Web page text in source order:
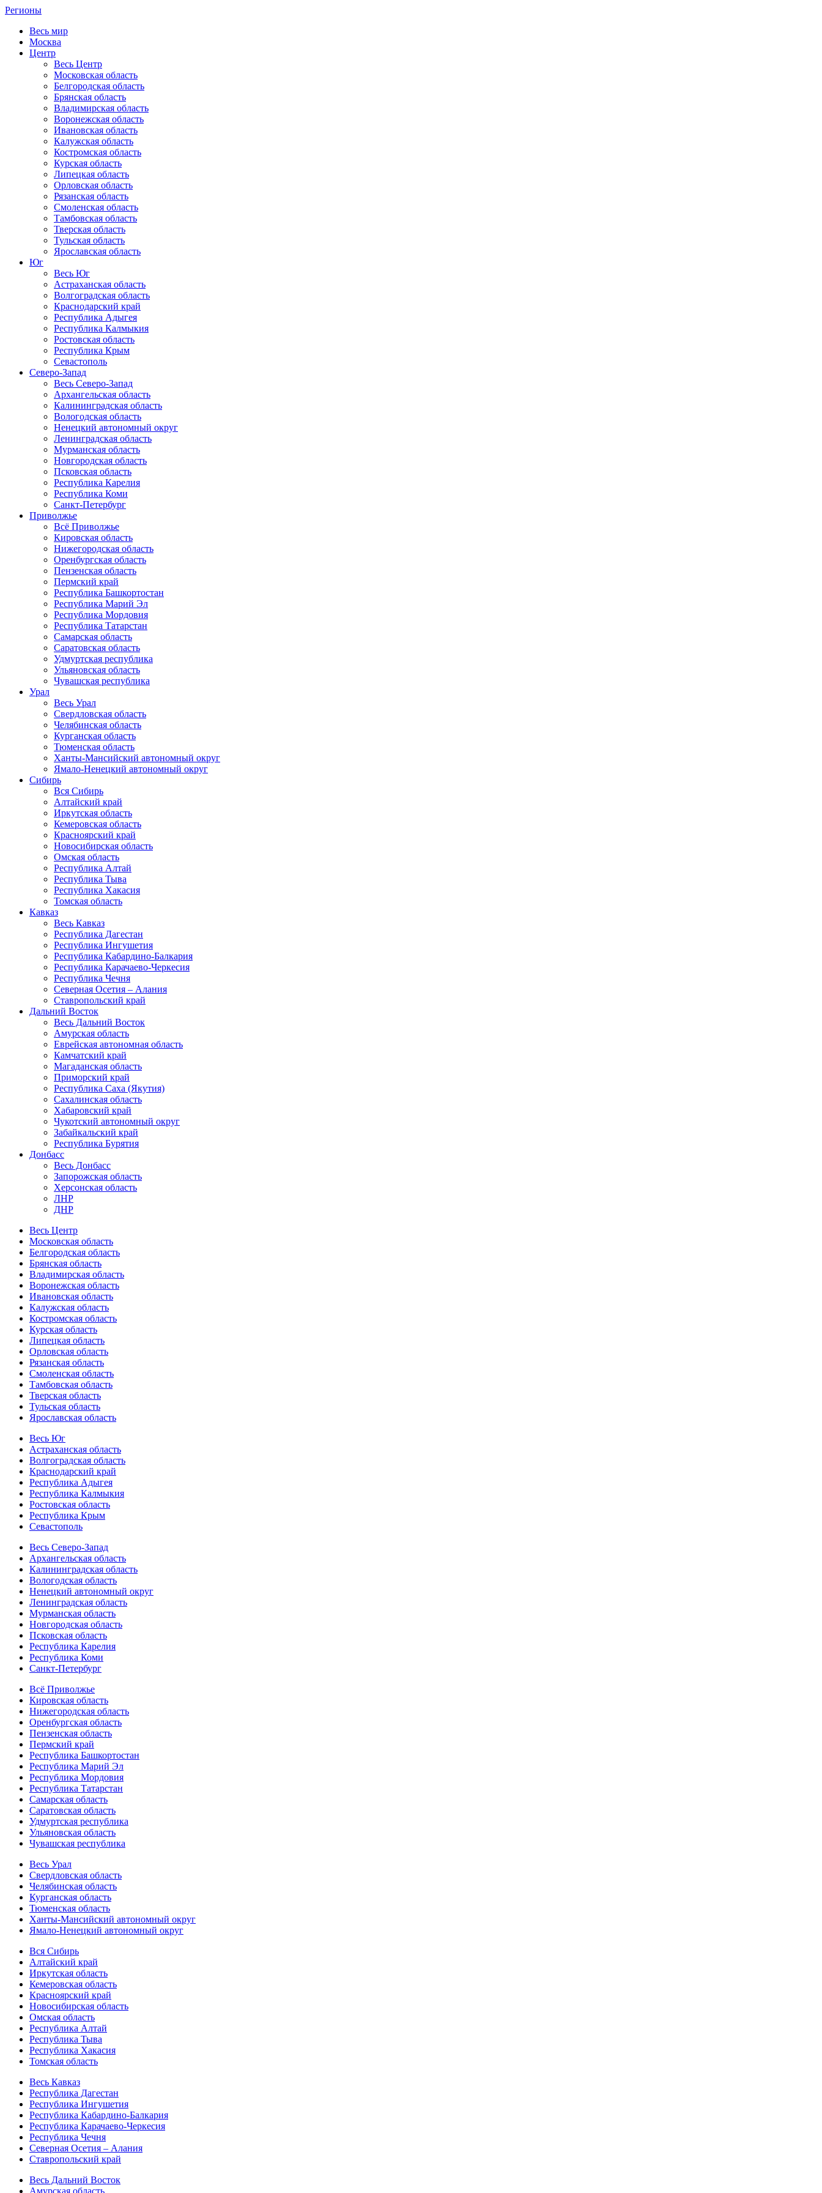
Регионы
Весь мир
Москва
Центр
Весь Центр
Московская область
Белгородская область
Брянская область
Владимирская область
Воронежская область
Ивановская область
Калужская область
Костромская область
Курская область
Липецкая область
Орловская область
Рязанская область
Смоленская область
Тамбовская область
Тверская область
Тульская область
Ярославская область
Юг
Весь Юг
Астраханская область
Волгоградская область
Краснодарский край
Республика Адыгея
Республика Калмыкия
Ростовская область
Республика Крым
Севастополь
Северо-Запад
Весь Северо-Запад
Архангельская область
Калининградская область
Вологодская область
Ненецкий автономный округ
Ленинградская область
Мурманская область
Новгородская область
Псковская область
Республика Карелия
Республика Коми
Санкт-Петербург
Приволжье
Всё Приволжье
Кировская область
Нижегородская область
Оренбургская область
Пензенская область
Пермский край
Республика Башкортостан
Республика Марий Эл
Республика Мордовия
Республика Татарстан
Самарская область
Саратовская область
Удмуртская республика
Ульяновская область
Чувашская республика
Урал
Весь Урал
Свердловская область
Челябинская область
Курганская область
Тюменская область
Ханты-Мансийский автономный округ
Ямало-Ненецкий автономный округ
Сибирь
Вся Сибирь
Алтайский край
Иркутская область
Кемеровская область
Красноярский край
Новосибирская область
Омская область
Республика Алтай
Республика Тыва
Республика Хакасия
Томская область
Кавказ
Весь Кавказ
Республика Дагестан
Республика Ингушетия
Республика Кабардино-Балкария
Республика Карачаево-Черкесия
Республика Чечня
Северная Осетия – Алания
Ставропольский край
Дальний Восток
Весь Дальний Восток
Амурская область
Еврейская автономная область
Камчатский край
Магаданская область
Приморский край
Республика Саха (Якутия)
Сахалинская область
Хабаровский край
Чукотский автономный округ
Забайкальский край
Республика Бурятия
Донбасс
Весь Донбасс
Запорожская область
Херсонская область
ЛНР
ДНР
Весь Центр
Московская область
Белгородская область
Брянская область
Владимирская область
Воронежская область
Ивановская область
Калужская область
Костромская область
Курская область
Липецкая область
Орловская область
Рязанская область
Смоленская область
Тамбовская область
Тверская область
Тульская область
Ярославская область
Весь Юг
Астраханская область
Волгоградская область
Краснодарский край
Республика Адыгея
Республика Калмыкия
Ростовская область
Республика Крым
Севастополь
Весь Северо-Запад
Архангельская область
Калининградская область
Вологодская область
Ненецкий автономный округ
Ленинградская область
Мурманская область
Новгородская область
Псковская область
Республика Карелия
Республика Коми
Санкт-Петербург
Всё Приволжье
Кировская область
Нижегородская область
Оренбургская область
Пензенская область
Пермский край
Республика Башкортостан
Республика Марий Эл
Республика Мордовия
Республика Татарстан
Самарская область
Саратовская область
Удмуртская республика
Ульяновская область
Чувашская республика
Весь Урал
Свердловская область
Челябинская область
Курганская область
Тюменская область
Ханты-Мансийский автономный округ
Ямало-Ненецкий автономный округ
Вся Сибирь
Алтайский край
Иркутская область
Кемеровская область
Красноярский край
Новосибирская область
Омская область
Республика Алтай
Республика Тыва
Республика Хакасия
Томская область
Весь Кавказ
Республика Дагестан
Республика Ингушетия
Республика Кабардино-Балкария
Республика Карачаево-Черкесия
Республика Чечня
Северная Осетия – Алания
Ставропольский край
Весь Дальний Восток
Амурская область